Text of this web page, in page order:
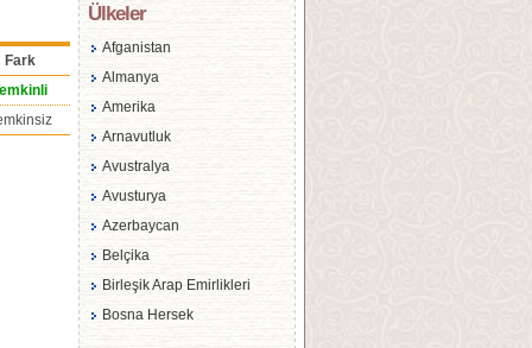
Fark
Ülkeler
Afganistan
Almanya
Amerika
Arnavutluk
Avustralya
Avusturya
Azerbaycan
Belçika
Birleşik Arap Emirlikleri
Bosna Hersek